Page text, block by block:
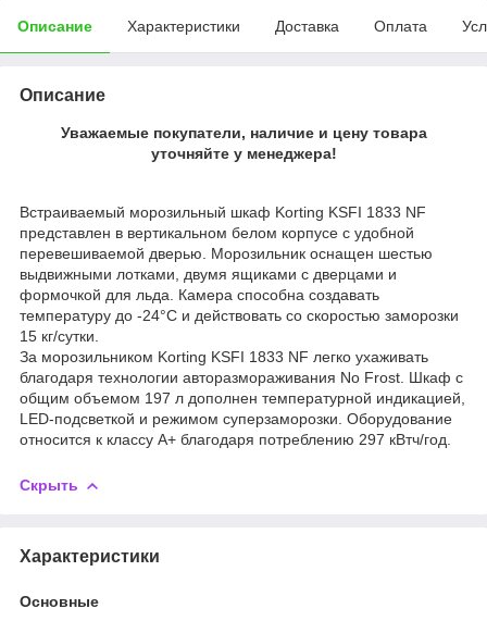
Описание Характеристики Доставка Оплата
Описание
Уважаемые покупатели, наличие и цену товара
уточняйте у менеджера!
Встраиваемый морозильный шкаф Korting KSFI 1833 NF
представлен в вертикальном белом корпусе с удобной
перевешиваемой дверью. Морозильник оснащен шестью
выдвижными лотками, двумя ящиками с дверцами и
формочкой для льда. Камера способна создавать
температуру до -24°C и действовать со скоростью заморозки
15 кг/сутки.
За морозильником Korting KSFI 1833 NF легко ухаживать
благодаря технологии авторазмораживания No Frost. Шкаф с
общим объемом 197 л дополнен температурной индикацией,
LED-подсветкой и режимом суперзаморозки. Оборудование
относится к классу A+ благодаря потреблению 297 кВтч/год.
Скрыть
Характеристики
Основные